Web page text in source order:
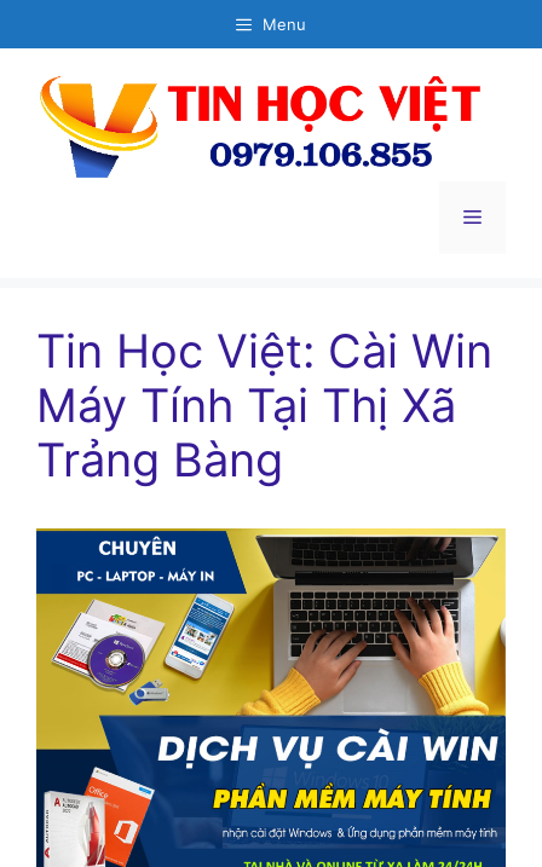
đến
dung
Menu
Menu
Tin Học Việt: Cài Win
Máy Tính Tại Thị Xã
Trảng Bàng